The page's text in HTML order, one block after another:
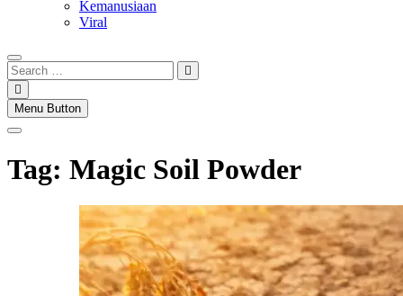
Kemanusiaan
Viral
Search
…
Menu Button
Tag: Magic Soil Powder